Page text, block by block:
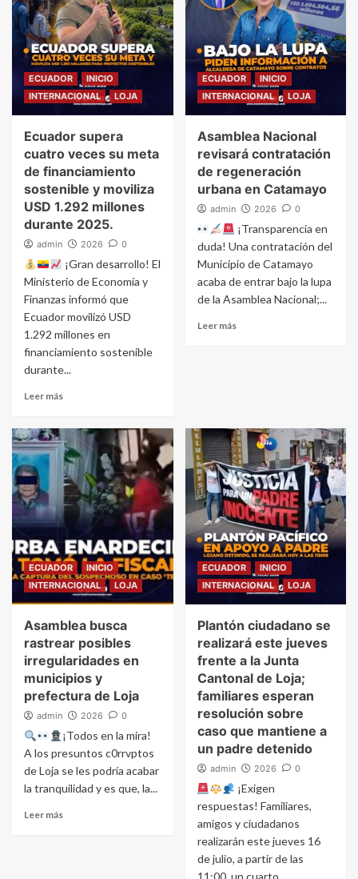
ECUADOR
INICIO
INTERNACIONAL
LOJA
Ecuador supera
cuatro veces su meta
de financiamiento
sostenible y moviliza
USD 1.292 millones
durante 2025.
admin 2026 0
¡Gran desarrollo! El
Ministerio de Economía y
Finanzas informó que
Ecuador movilizó USD
1.292 millones en
financiamiento sostenible
durante...
Leer más
ECUADOR
INICIO
INTERNACIONAL
LOJA
Asamblea Nacional
revisará contratación
de regeneración
urbana en Catamayo
admin 2026 0
¡Transparencia en
duda! Una contratación del
Municipio de Catamayo
acaba de entrar bajo la lupa
de la Asamblea Nacional;...
Leer más
ECUADOR
INICIO
INTERNACIONAL
LOJA
Asamblea busca
rastrear posibles
irregularidades en
municipios y
prefectura de Loja
admin 2026 0
¡Todos en la mira!
A los presuntos c0rrvptos
de Loja se les podría acabar
la tranquilidad y es que, la...
Leer más
ECUADOR
INICIO
INTERNACIONAL
LOJA
Plantón ciudadano se
realizará este jueves
frente a la Junta
Cantonal de Loja;
familiares esperan
resolución sobre
caso que mantiene a
un padre detenido
admin 2026 0
¡Exigen
respuestas! Familiares,
amigos y ciudadanos
realizarán este jueves 16
de julio, a partir de las